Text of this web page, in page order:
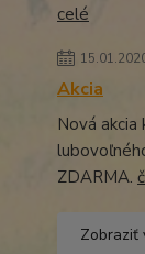
celé
Akcia
Nová akcia
ZDARMA.
Zobraziť